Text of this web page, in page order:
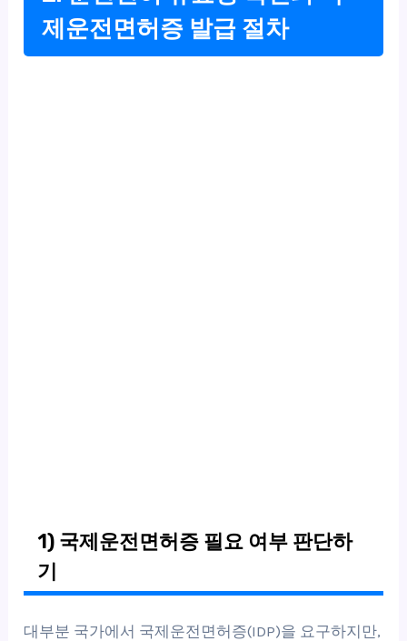
제운전면허증 발급 절차
1) 국제운전면허증 필요 여부 판단하
기
대부분 국가에서 국제운전면허증(IDP)을 요구하지만,